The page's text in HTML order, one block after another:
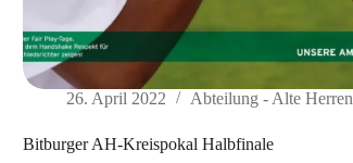
26. April 2022 Abteilung - Alte Herren
Bitburger AH-Kreispokal Halbfinale